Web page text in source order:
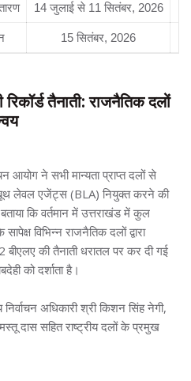
14 जुलाई से 11 सितंबर, 2026
15 सितंबर, 2026
तैनाती: राजनैतिक दलों
आयोग ने सभी मान्यता प्राप्त दलों से
लेवल एजेंट्स (BLA) नियुक्त करने की
कि वर्तमान में उत्तराखंड में कुल
विभिन्न राजनैतिक दलों द्वारा
की तैनाती धरातल पर कर दी गई
को दर्शाता है।
अधिकारी श्री किशन सिंह नेगी,
दास सहित राष्ट्रीय दलों के प्रमुख